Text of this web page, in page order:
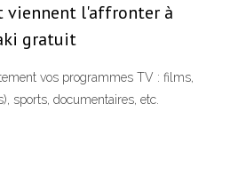
viennent l'affronter à
gratuit
vos programmes TV : films,
sports, documentaires, etc.